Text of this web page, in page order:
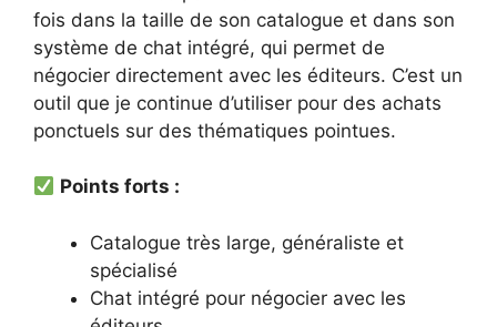
fois dans la taille de son catalogue et dans son
système de chat intégré, qui permet de
négocier directement avec les éditeurs. C’est un
outil que je continue d’utiliser pour des achats
ponctuels sur des thématiques pointues.
Points forts :
Catalogue très large, généraliste et
spécialisé
Chat intégré pour négocier avec les